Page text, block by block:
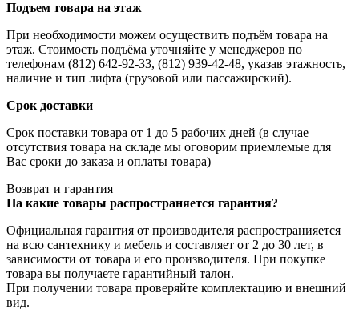
Подъем товара на этаж
При необходимости можем осуществить подъём товара на
этаж. Стоимость подъёма уточняйте у менеджеров по
телефонам (812) 642-92-33, (812) 939-42-48, указав этажность,
наличие и тип лифта (грузовой или пассажирский).
Срок доставки
Срок поставки товара от 1 до 5 рабочих дней (в случае
отсутствия товара на складе мы оговорим приемлемые для
Вас сроки до заказа и оплаты товара)
Возврат и гарантия
На какие товары распространяется гарантия?
Официальная гарантия от производителя распространияется
на всю сантехнику и мебель и составляет от 2 до 30 лет, в
зависимости от товара и его производителя. При покупке
товара вы получаете гарантийный талон.
При получении товара проверяйте комплектацию и внешний
вид.